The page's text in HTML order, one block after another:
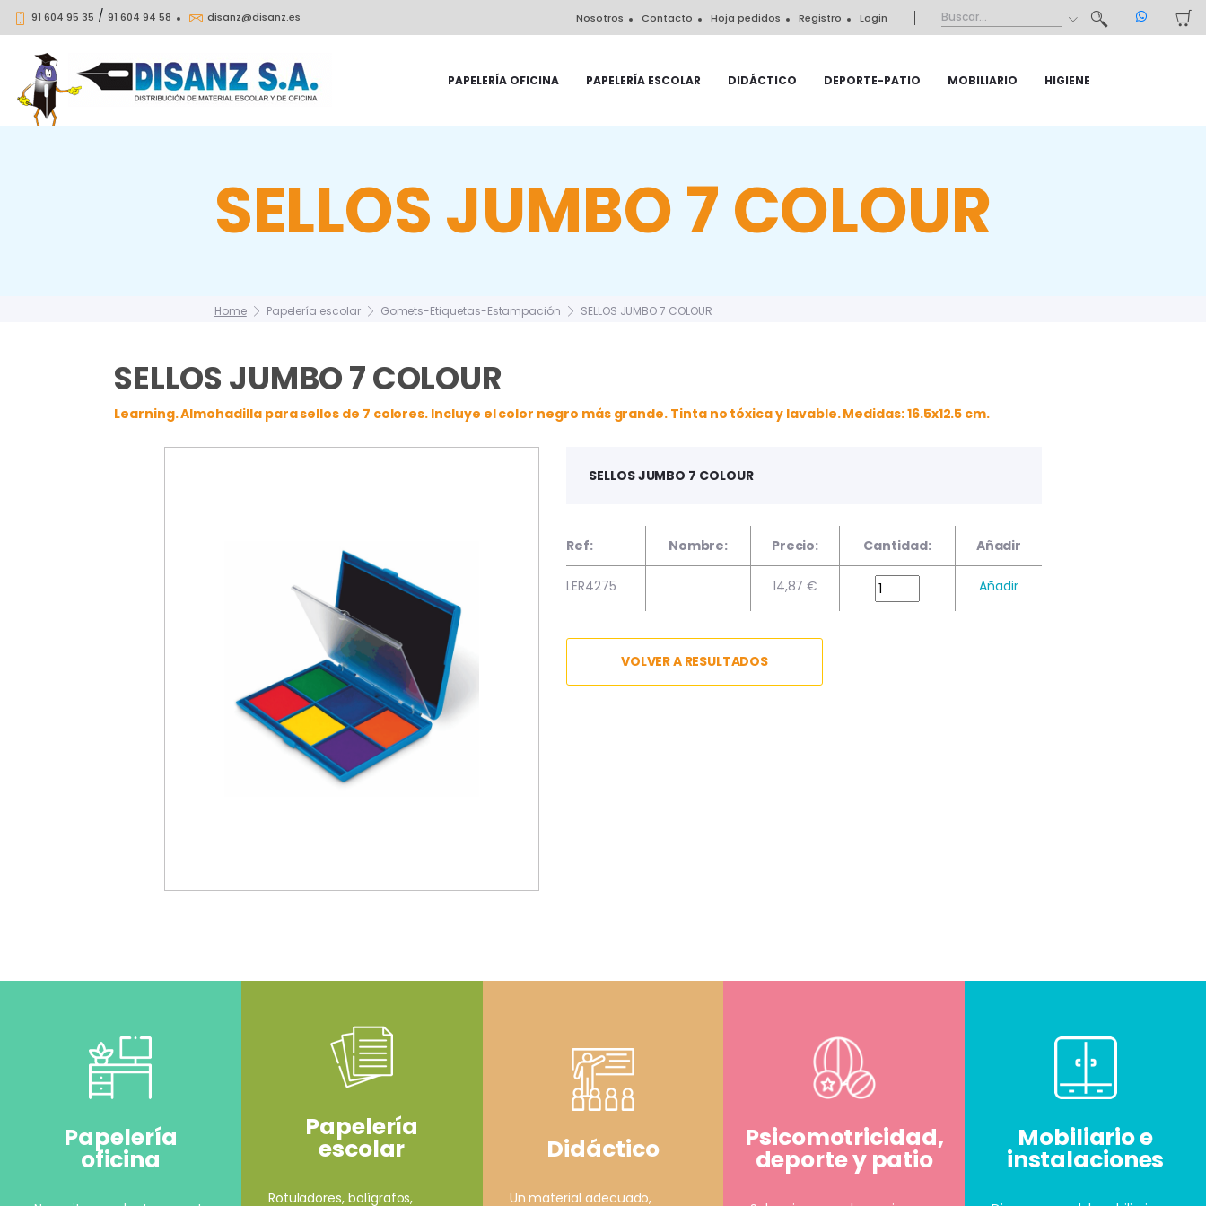
91 604 95 35 / 91 604 94 58 disanz@disanz.es Nosotros Contacto Hoja pedidos Registro Login
PAPELERÍA OFICINA PAPELERÍA ESCOLAR DIDÁCTICO DEPORTE-PATIO MOBILIARIO HIGIENE
SELLOS JUMBO 7 COLOUR
Home Papelería escolar Gomets-Etiquetas-Estampación SELLOS JUMBO 7 COLOUR
SELLOS JUMBO 7 COLOUR
Learning. Almohadilla para sellos de 7 colores. Incluye el color negro más grande. Tinta no tóxica y lavable. Medidas: 16.5x12.5 cm.
SELLOS JUMBO 7 COLOUR
Ref: Nombre: Precio: Cantidad: Añadir
LER4275 14,87 € Añadir
VOLVER A RESULTADOS
Papelería
oficina
Papelería
escolar
Rotuladores, bolígrafos,
Didáctico
Un material adecuado,
Psicomotricidad,
deporte y patio
Mobiliario e
instalaciones